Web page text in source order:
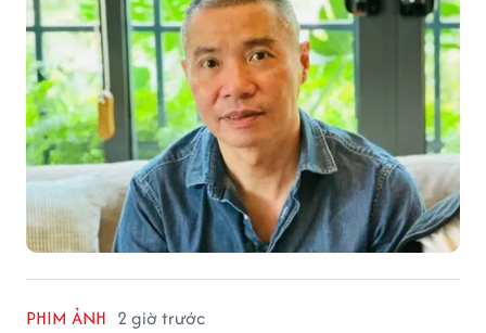
PHIM ẢNH 2 giờ trước